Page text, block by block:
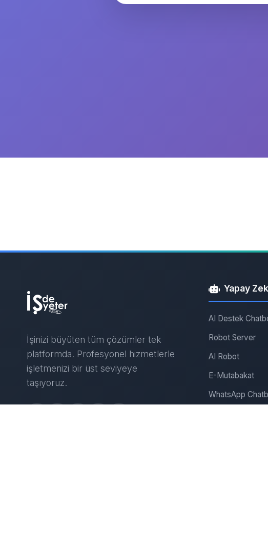
İşinizi büyüten tüm çözümler tek
platformda. Profesyonel hizmetlerle
işletmenizi bir üst seviyeye
taşıyoruz.
Yapay
AI Destek
Robot Server
AI Robot
E-Mutabakat
WhatsApp